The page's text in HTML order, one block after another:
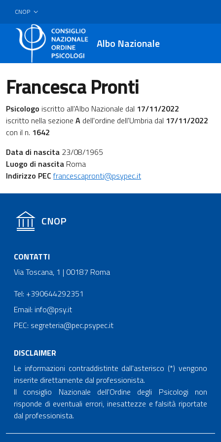
CNOP
Albo Nazionale
Francesca Pronti
Psicologo iscritto all'Albo Nazionale dal 17/11/2022
iscritto nella sezione A dell'ordine dell'Umbria dal 17/11/2022
con il n. 1642
Data di nascita 23/08/1965
Luogo di nascita Roma
Indirizzo PEC francescapronti@psypec.it
CNOP
CONTATTI
Via Toscana, 1 | 00187 Roma
Tel: +390644292351
Email: info@psy.it
PEC: segreteria@pec.psypec.it
DISCLAIMER
Le informazioni contraddistinte dall'asterisco (*) vengono
inserite direttamente dal professionista.
Il consiglio Nazionale dell'Ordine degli Psicologi non
risponde di eventuali errori, inesattezze e falsità riportate
dal professionista.